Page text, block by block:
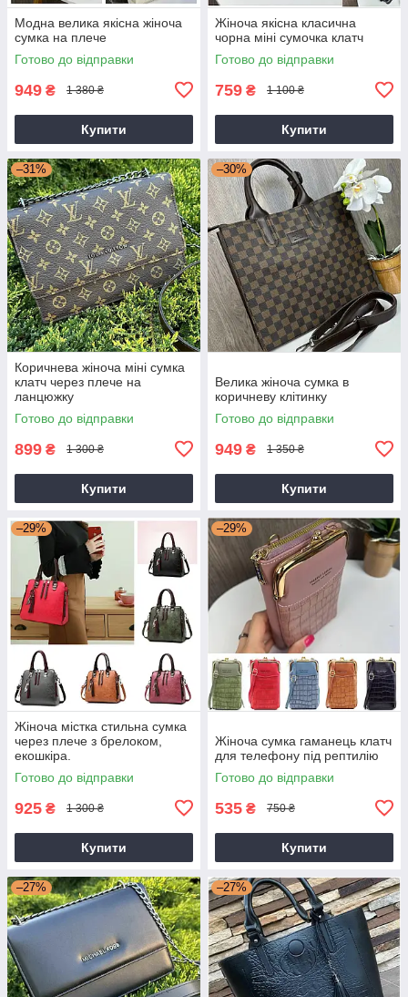
Модна велика якісна жіноча
сумка на плече
Готово до відправки
949 ₴ 1 380 ₴
Купити
Жіноча якісна класична
чорна міні сумочка клатч
Готово до відправки
759 ₴ 1 100 ₴
Купити
–31%
Коричнева жіноча міні сумка
клатч через плече на
ланцюжку
Готово до відправки
899 ₴ 1 300 ₴
Купити
–30%
Велика жіноча сумка в
коричневу клітинку
Готово до відправки
949 ₴ 1 350 ₴
Купити
–29%
Жіноча містка стильна сумка
через плече з брелоком,
екошкіра.
Готово до відправки
925 ₴ 1 300 ₴
Купити
–29%
Жіноча сумка гаманець клатч
для телефону під рептилію
Готово до відправки
535 ₴ 750 ₴
Купити
–27% –27%